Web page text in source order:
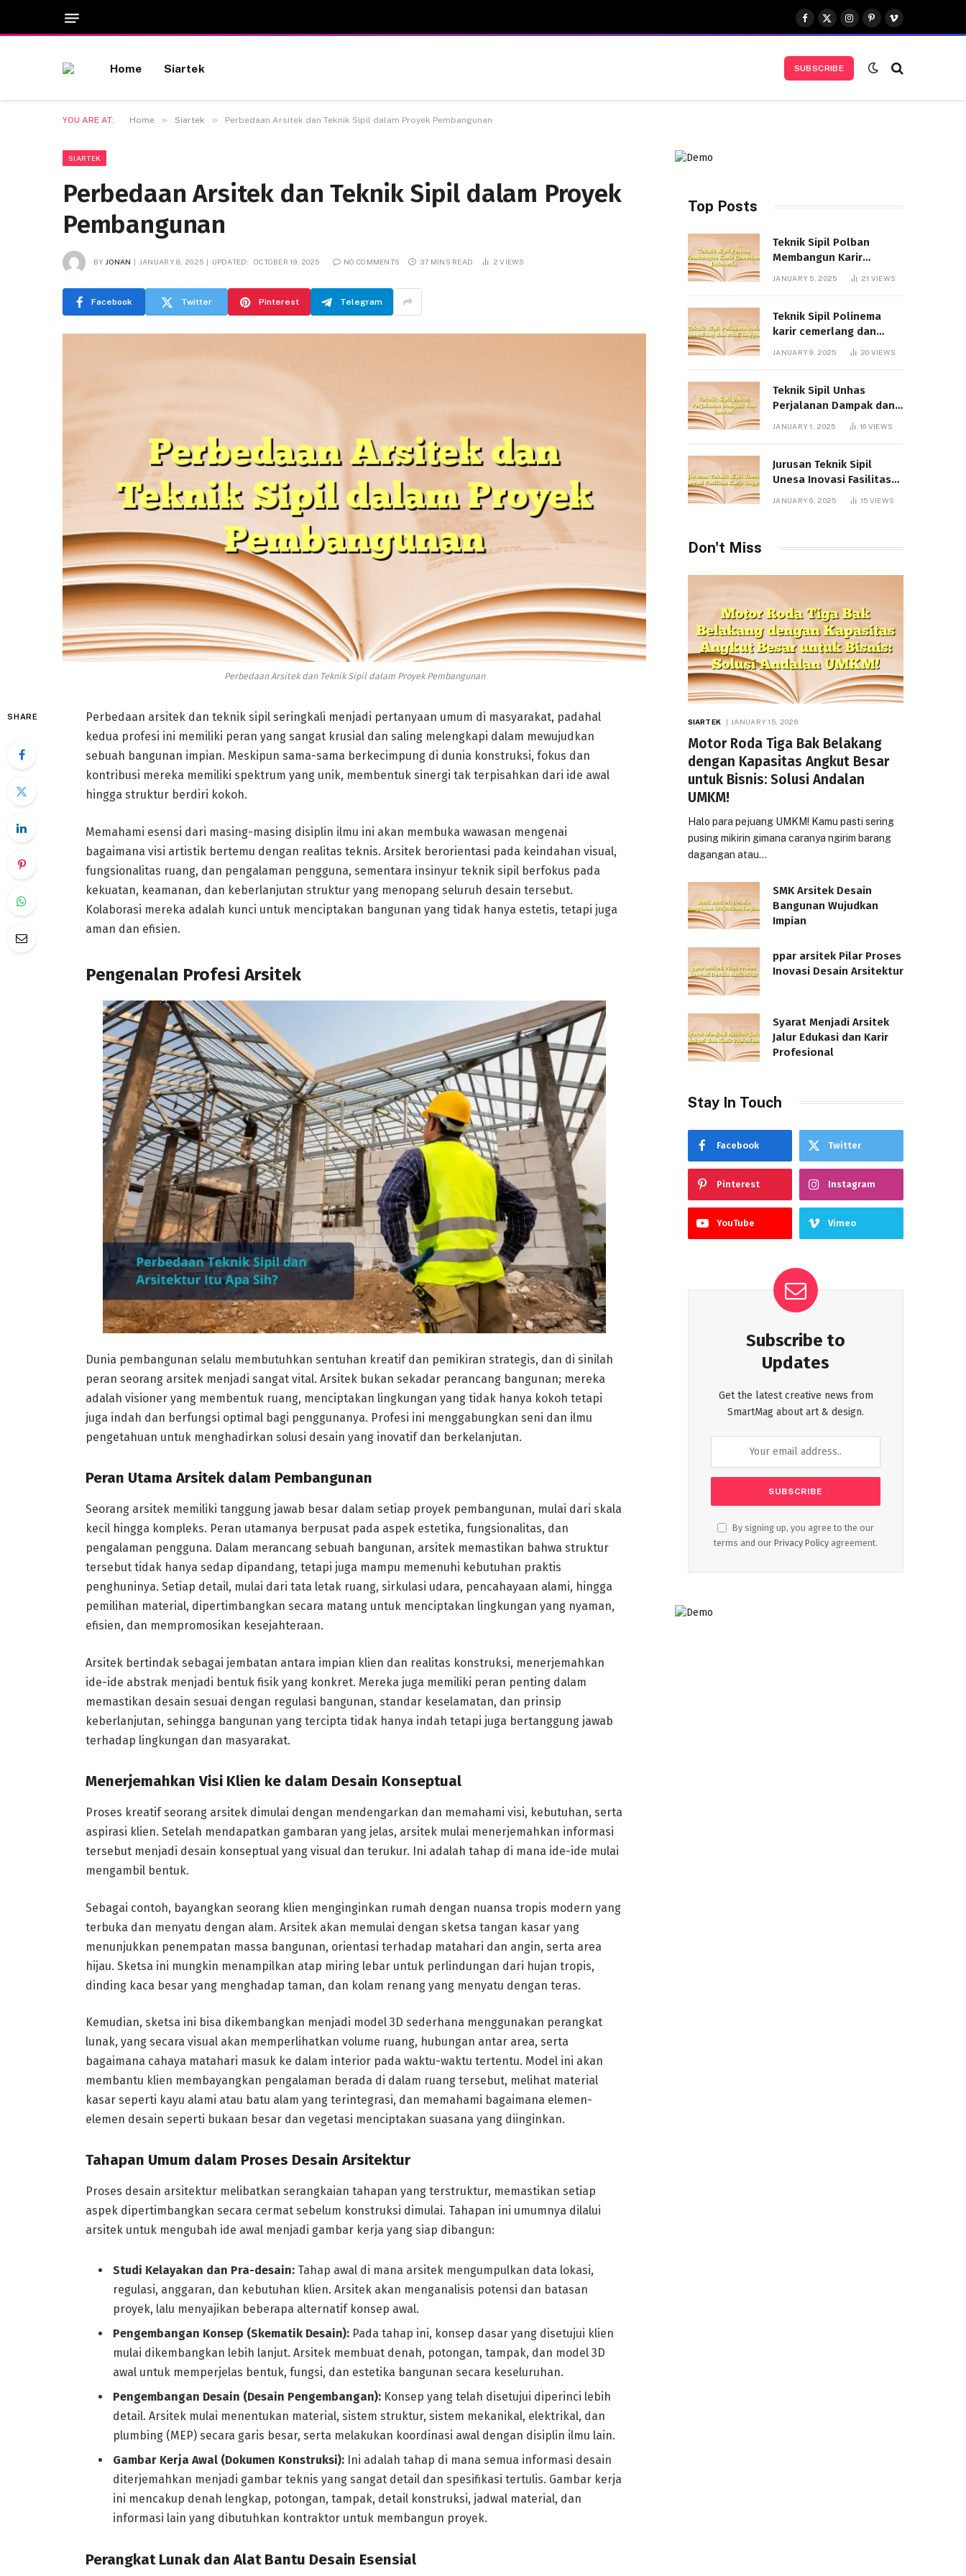
Facebook
X
(Twitter)
Instagram
Pinterest
Vimeo
Home Siartek SUBSCRIBE
YOU ARE AT: Home » Siartek » Perbedaan Arsitek dan Teknik Sipil dalam Proyek Pembangunan
SIARTEK
Perbedaan Arsitek dan Teknik Sipil dalam Proyek
Pembangunan
BY JONAN JANUARY 8, 2025 UPDATED: OCTOBER 19, 2025 NO COMMENTS 37 MINS READ 2VIEWS
Facebook Twitter Pinterest Telegram
Perbedaan Arsitek dan Teknik Sipil dalam Proyek Pembangunan
SHARE
Perbedaan arsitek dan teknik sipil seringkali menjadi pertanyaan umum di masyarakat, padahal
kedua profesi ini memiliki peran yang sangat krusial dan saling melengkapi dalam mewujudkan
sebuah bangunan impian. Meskipun sama-sama berkecimpung di dunia konstruksi, fokus dan
kontribusi mereka memiliki spektrum yang unik, membentuk sinergi tak terpisahkan dari ide awal
hingga struktur berdiri kokoh.
Memahami esensi dari masing-masing disiplin ilmu ini akan membuka wawasan mengenai
bagaimana visi artistik bertemu dengan realitas teknis. Arsitek berorientasi pada keindahan visual,
fungsionalitas ruang, dan pengalaman pengguna, sementara insinyur teknik sipil berfokus pada
kekuatan, keamanan, dan keberlanjutan struktur yang menopang seluruh desain tersebut.
Kolaborasi mereka adalah kunci untuk menciptakan bangunan yang tidak hanya estetis, tetapi juga
aman dan efisien.
Pengenalan Profesi Arsitek
Dunia pembangunan selalu membutuhkan sentuhan kreatif dan pemikiran strategis, dan di sinilah
peran seorang arsitek menjadi sangat vital. Arsitek bukan sekadar perancang bangunan; mereka
adalah visioner yang membentuk ruang, menciptakan lingkungan yang tidak hanya kokoh tetapi
juga indah dan berfungsi optimal bagi penggunanya. Profesi ini menggabungkan seni dan ilmu
pengetahuan untuk menghadirkan solusi desain yang inovatif dan berkelanjutan.
Peran Utama Arsitek dalam Pembangunan
Seorang arsitek memiliki tanggung jawab besar dalam setiap proyek pembangunan, mulai dari skala
kecil hingga kompleks. Peran utamanya berpusat pada aspek estetika, fungsionalitas, dan
pengalaman pengguna. Dalam merancang sebuah bangunan, arsitek memastikan bahwa struktur
tersebut tidak hanya sedap dipandang, tetapi juga mampu memenuhi kebutuhan praktis
penghuninya. Setiap detail, mulai dari tata letak ruang, sirkulasi udara, pencahayaan alami, hingga
pemilihan material, dipertimbangkan secara matang untuk menciptakan lingkungan yang nyaman,
efisien, dan mempromosikan kesejahteraan.
Arsitek bertindak sebagai jembatan antara impian klien dan realitas konstruksi, menerjemahkan
ide-ide abstrak menjadi bentuk fisik yang konkret. Mereka juga memiliki peran penting dalam
memastikan desain sesuai dengan regulasi bangunan, standar keselamatan, dan prinsip
keberlanjutan, sehingga bangunan yang tercipta tidak hanya indah tetapi juga bertanggung jawab
terhadap lingkungan dan masyarakat.
Menerjemahkan Visi Klien ke dalam Desain Konseptual
Proses kreatif seorang arsitek dimulai dengan mendengarkan dan memahami visi, kebutuhan, serta
aspirasi klien. Setelah mendapatkan gambaran yang jelas, arsitek mulai menerjemahkan informasi
tersebut menjadi desain konseptual yang visual dan terukur. Ini adalah tahap di mana ide-ide mulai
mengambil bentuk.
Sebagai contoh, bayangkan seorang klien menginginkan rumah dengan nuansa tropis modern yang
terbuka dan menyatu dengan alam. Arsitek akan memulai dengan sketsa tangan kasar yang
menunjukkan penempatan massa bangunan, orientasi terhadap matahari dan angin, serta area
hijau. Sketsa ini mungkin menampilkan atap miring lebar untuk perlindungan dari hujan tropis,
dinding kaca besar yang menghadap taman, dan kolam renang yang menyatu dengan teras.
Kemudian, sketsa ini bisa dikembangkan menjadi model 3D sederhana menggunakan perangkat
lunak, yang secara visual akan memperlihatkan volume ruang, hubungan antar area, serta
bagaimana cahaya matahari masuk ke dalam interior pada waktu-waktu tertentu. Model ini akan
membantu klien membayangkan pengalaman berada di dalam ruang tersebut, melihat material
kasar seperti kayu alami atau batu alam yang terintegrasi, dan memahami bagaimana elemen-
elemen desain seperti bukaan besar dan vegetasi menciptakan suasana yang diinginkan.
Tahapan Umum dalam Proses Desain Arsitektur
Proses desain arsitektur melibatkan serangkaian tahapan yang terstruktur, memastikan setiap
aspek dipertimbangkan secara cermat sebelum konstruksi dimulai. Tahapan ini umumnya dilalui
arsitek untuk mengubah ide awal menjadi gambar kerja yang siap dibangun:
Studi Kelayakan dan Pra-desain:Tahap awal di mana arsitek mengumpulkan data lokasi,
regulasi, anggaran, dan kebutuhan klien. Arsitek akan menganalisis potensi dan batasan
proyek, lalu menyajikan beberapa alternatif konsep awal.
Pengembangan Konsep (Skematik Desain):Pada tahap ini, konsep dasar yang disetujui klien
mulai dikembangkan lebih lanjut. Arsitek membuat denah, potongan, tampak, dan model 3D
awal untuk memperjelas bentuk, fungsi, dan estetika bangunan secara keseluruhan.
Pengembangan Desain (Desain Pengembangan):Konsep yang telah disetujui diperinci lebih
detail. Arsitek mulai menentukan material, sistem struktur, sistem mekanikal, elektrikal, dan
plumbing (MEP) secara garis besar, serta melakukan koordinasi awal dengan disiplin ilmu lain.
Gambar Kerja Awal (Dokumen Konstruksi):Ini adalah tahap di mana semua informasi desain
diterjemahkan menjadi gambar teknis yang sangat detail dan spesifikasi tertulis. Gambar kerja
ini mencakup denah lengkap, potongan, tampak, detail konstruksi, jadwal material, dan
informasi lain yang dibutuhkan kontraktor untuk membangun proyek.
Perangkat Lunak dan Alat Bantu Desain Esensial
Top Posts
Teknik Sipil Polban
Membangun Karir
Cemerlang Indonesia
JANUARY 5, 2025 21 VIEWS
Teknik Sipil Polinema
karir cemerlang dan
JANUARY 9, 2025 20 VIEWS
Teknik Sipil Unhas
Perjalanan Dampak dan
JANUARY 1, 2025 16 VIEWS
Jurusan Teknik Sipil
Unesa Inovasi Fasilitas
JANUARY 6, 2025 15 VIEWS
Don't Miss
SIARTEK JANUARY 15, 2026
Motor Roda Tiga Bak Belakang
dengan Kapasitas Angkut Besar
untuk Bisnis: Solusi Andalan
UMKM!
Halo para pejuang UMKM! Kamu pasti sering
pusing mikirin gimana caranya ngirim barang
dagangan atau…
SMK Arsitek Desain
Bangunan Wujudkan
Impian
ppar arsitek Pilar Proses
Inovasi Desain Arsitektur
Syarat Menjadi Arsitek
Jalur Edukasi dan Karir
Profesional
Stay In Touch
Facebook Twitter
Pinterest Instagram
YouTube Vimeo
Subscribe to
Updates
Get the latest creative news from
SmartMag about art & design.
By signing up, you agree to the our
terms and our Privacy Policy agreement.